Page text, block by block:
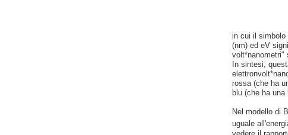
in cui il simbolo
(nm) ed eV
volt*nanometri"
In sintesi,
rossa (che ha
blu (che ha una
Nel modello di
uguale
vedere il